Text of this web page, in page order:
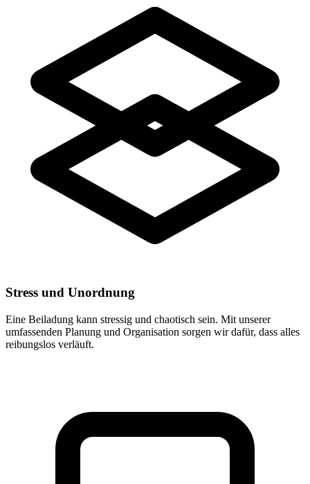
Stress und Unordnung
Eine Beiladung kann stressig und chaotisch sein. Mit unserer
umfassenden Planung und Organisation sorgen wir dafür, dass alles
reibungslos verläuft.